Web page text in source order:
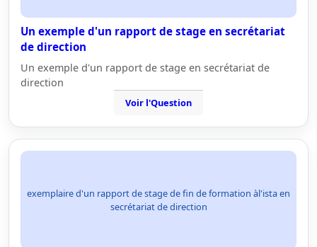
Un exemple d'un rapport de stage en secrétariat
de direction
Un exemple d'un rapport de stage en secrétariat de
direction
Voir l'Question
exemplaire d'un rapport de stage de fin de formation àl'ista en
secrétariat de direction